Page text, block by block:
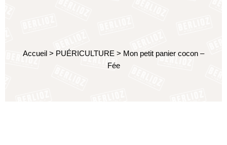
Accueil > PUÉRICULTURE > Mon petit panier cocon –
Fée